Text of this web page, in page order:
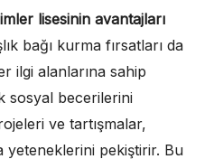
lisesinin avantajları
bağı kurma fırsatları da
ilgi alanlarına sahip
sosyal becerilerini
ve tartışmalar,
pekiştirir. Bu